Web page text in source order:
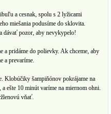
a cesnak, spolu s 2 lyžicami
miešania podusíme do sklovita.
dávať pozor, aby nevykypelo!
a pridáme do polievky. Ak chceme, aby
a prevaríme.
Klobúčiky šampiňónov pokrájame na
ešte 10 minút varíme na miernom ohni.
vňať.